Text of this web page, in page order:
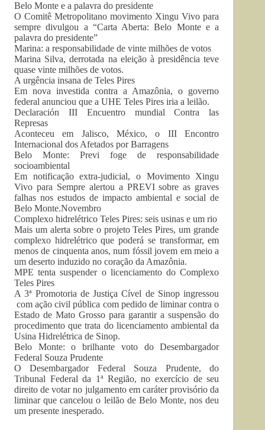
Belo Monte e a palavra do presidente
O Comitê Metropolitano movimento Xingu Vivo para
sempre divulgou a “Carta Aberta: Belo Monte e a
palavra do presidente”
Marina: a responsabilidade de vinte milhões de votos
Marina Silva, derrotada na eleição à presidência teve
quase vinte milhões de votos.
A urgência insana de Teles Pires
Em nova investida contra a Amazônia, o governo
federal anunciou que a UHE Teles Pires iria a leilão.
Declaración III Encuentro mundial Contra las
Represas
Aconteceu em Jalisco, México, o III Encontro
Internacional dos Afetados por Barragens
Belo Monte: Previ foge de responsabilidade
socioambiental
Em notificação extra-judicial, o Movimento Xingu
Vivo para Sempre alertou a PREVI sobre as graves
falhas nos estudos de impacto ambiental e social de
Belo Monte.Novembro
Complexo hidrelétrico Teles Pires: seis usinas e um rio
Mais um alerta sobre o projeto Teles Pires, um grande
complexo hidrelétrico que poderá se transformar, em
menos de cinquenta anos, num fóssil jovem em meio a
um deserto induzido no coração da Amazônia.
MPE tenta suspender o licenciamento do Complexo
Teles Pires
A 3ª Promotoria de Justiça Cível de Sinop ingressou
com ação civil pública com pedido de liminar contra o
Estado de Mato Grosso para garantir a suspensão do
procedimento que trata do licenciamento ambiental da
Usina Hidrelétrica de Sinop.
Belo Monte: o brilhante voto do Desembargador
Federal Souza Prudente
O Desembargador Federal Souza Prudente, do
Tribunal Federal da 1ª Região, no exercício de seu
direito de votar no julgamento em caráter provisório da
liminar que cancelou o leilão de Belo Monte, nos deu
um presente inesperado.